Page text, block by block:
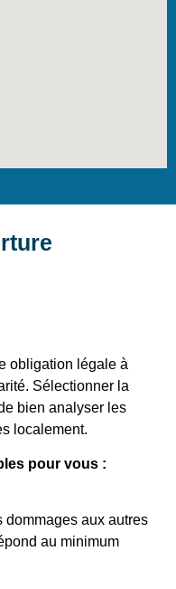
obligation légale à
Sélectionner la
bien analyser les
localement.
pour vous :
dommages aux autres
au minimum